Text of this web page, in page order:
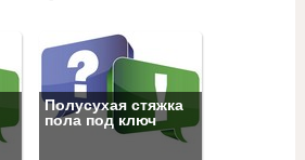
Полусухая стяжка
пола под ключ